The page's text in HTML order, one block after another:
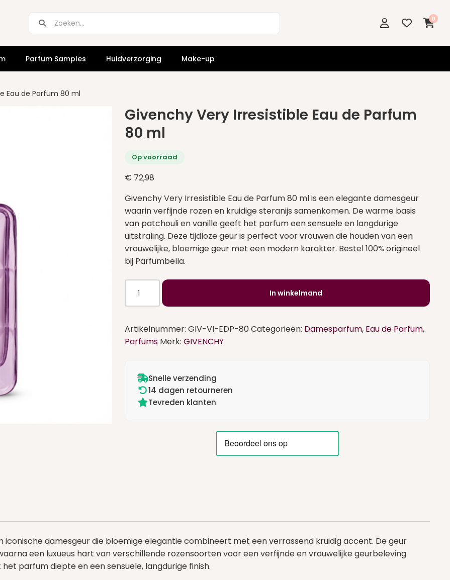
0
Parfum Samples Huidverzorging Make-up
Eau de Parfum 80 ml
Givenchy Very Irresistible Eau de Parfum
80 ml
Op voorraad
€ 72,98
Givenchy Very Irresistible Eau de Parfum 80 ml is een elegante damesgeur
waarin verfijnde rozen en kruidige steranijs samenkomen. De warme basis
van patchouli en vanille geeft het parfum een sensuele en langdurige
uitstraling. Deze tijdloze geur is perfect voor vrouwen die houden van een
vrouwelijke, bloemige geur met een modern karakter. Bestel 100% origineel
bij Parfumbella.
Givenchy
Very
Irresistible
Eau
de
Parfum
aantal
In winkelmand
Artikelnummer:GIV-VI-EDP-80Categorieën: Damesparfum, Eau de Parfum,
Parfums Merk:GIVENCHY
Snelle verzending
14 dagen retourneren
Tevreden klanten
iconische damesgeur die bloemige elegantie combineert met een verrassend kruidig accent. De geur
een luxueus hart van verschillende rozensoorten voor een verfijnde en vrouwelijke geurbeleving
parfum diepte en een sensuele, langdurige finish.